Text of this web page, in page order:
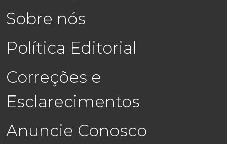
Sobre nós
Política Editorial
Correções e
Esclarecimentos
Anuncie Conosco